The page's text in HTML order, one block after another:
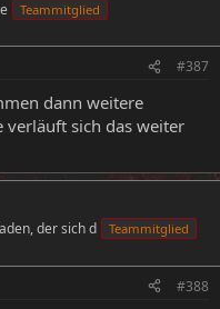
Teammitglied
#387
dann weitere
verläuft sich das weiter
der sich d Teammitglied
#388